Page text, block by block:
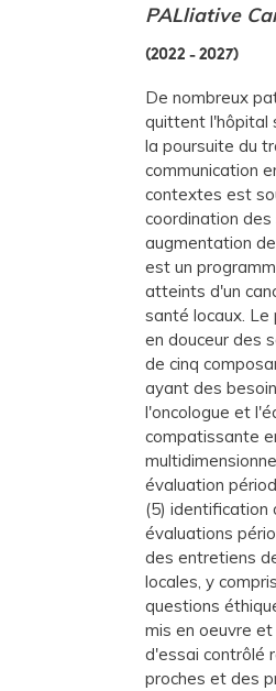
PALliative
2022 - 2027
De nombreux
quittent l'hôpital
la poursuite du
communication
contextes est
coordination
augmentation
est un
atteints d'un
santé locaux.
en douceur des
de cinq
ayant des
l'oncologue et
compatissante
évaluation
(5) identification
évaluations
des entretiens
locales, y
questions
mis en oeuvre
d'essai contrôlé
proches et des